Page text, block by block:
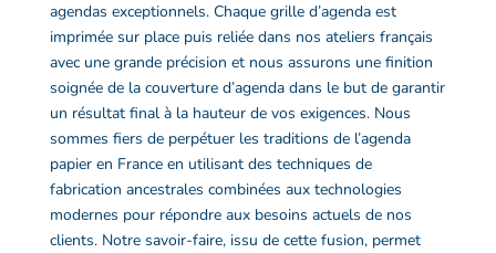
agendas exceptionnels. Chaque grille d’agendaest
imprimée sur place puis reliée dans nos ateliers français
avec une grande précision et nous assurons une finition
soignée de la couverture d’agendadans le but de garantir
un résultat final à la hauteur de vos exigences. Nous
sommes fiers de perpétuer les traditions de l’agenda
papieren France en utilisant des techniques de
fabrication ancestrales combinées aux technologies
modernes pour répondre aux besoins actuels de nos
clients. Notre savoir-faire, issu de cette fusion, permet